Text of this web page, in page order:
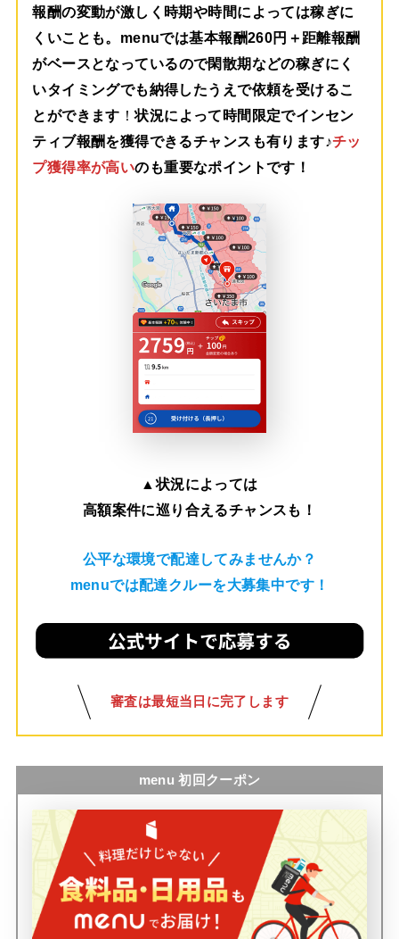
報酬の変動が激しく時期や時間によっては稼ぎに
くいことも。menuでは基本報酬260円＋距離報酬
がベースとなっているので閑散期などの稼ぎにく
いタイミングでも納得したうえで依頼を受けるこ
とができます ！状況によって時間限定でインセン
ティブ報酬を獲得できるチャンスも有ります♪チッ
プ獲得率が高いのも重要なポイントです！
▲状況によっては
高額案件に巡り合えるチャンスも！
公平な環境で配達してみませんか？
menuでは配達クルーを大募集中です！
審査は最短当日に完了します
menu 初回クーポン